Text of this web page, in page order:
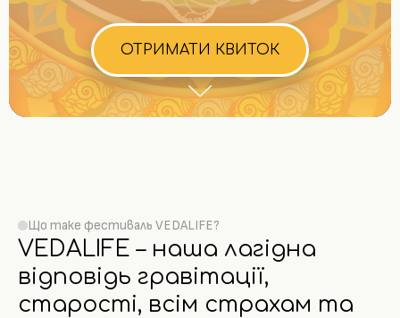
ОТРИМАТИ КВИТОК
Що таке фестиваль VEDALIFE?
VEDALIFE – наша лагідна
відповідь гравітації,
старості, всім страхам та